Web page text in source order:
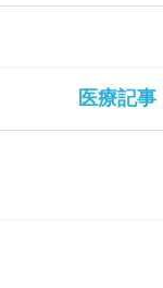
医療記事